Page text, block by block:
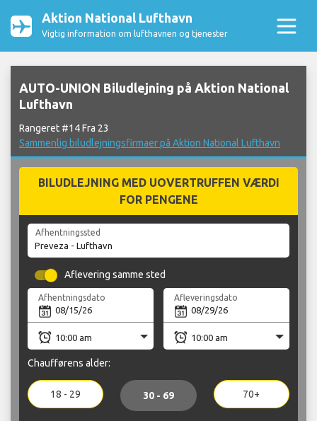
Aktion National Lufthavn
Vigtig information om lufthavnen og tjenester
AUTO-UNION Biludlejning på Aktion National
Lufthavn
Rangeret #14 Fra 23
Sammenlig biludlejningsfirmaer på Aktion National Lufthavn
BILUDLEJNING MED UOVERTRUFFEN VÆRDI
FOR PENGENE
Afhentningssted
Aflevering samme sted
Afhentningsdato Afleveringsdato
Chaufførens alder:
18 - 29 30 - 69 70+